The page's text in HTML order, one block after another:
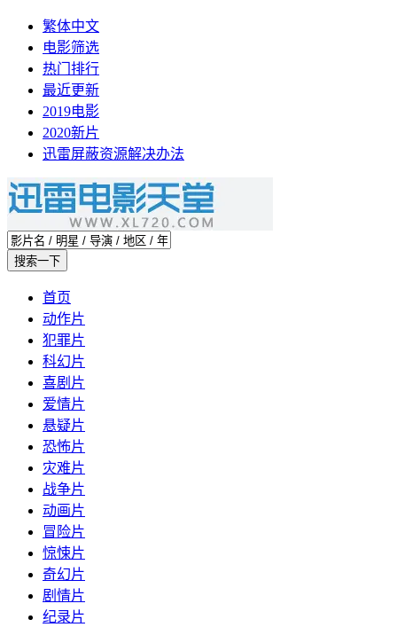
繁体中文
电影筛选
热门排行
最近更新
2019电影
2020新片
迅雷屏蔽资源解决办法
首页
动作片
犯罪片
科幻片
喜剧片
爱情片
悬疑片
恐怖片
灾难片
战争片
动画片
冒险片
惊悚片
奇幻片
剧情片
纪录片